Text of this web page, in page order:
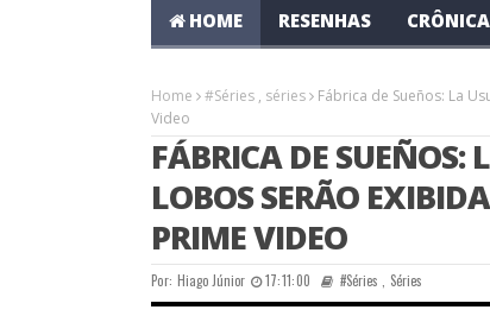
HOME RESENHAS
Home #Séries , séries
Fábrica de Sueños: La
Video
FÁBRICA DE SUEÑOS:
LOBOS SERÃO
PRIME VIDEO
Por: Hiago Júnior 17:11:00 #Séries Séries